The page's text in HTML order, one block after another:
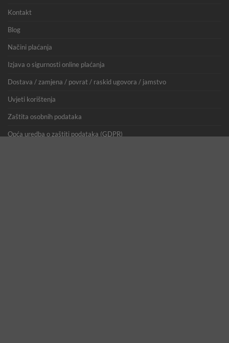
Kontakt
Blog
Načini plaćanja
Izjava o sigurnosti online plaćanja
Dostava / zamjena / povrat / raskid ugovora / jamstvo
Uvjeti korištenja
Zaštita osobnih podataka
Opća uredba o zaštiti podataka (GDPR)